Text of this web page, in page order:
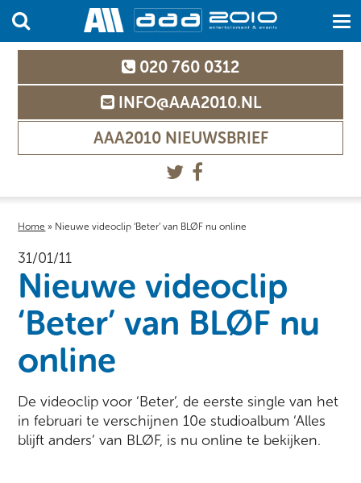
020 760 0312
INFO@AAA2010.NL
AAA2010 NIEUWSBRIEF
Home » Nieuwe videoclip ‘Beter’ van BLØF nu online
31/01/11
Nieuwe videoclip
‘Beter’ van BLØF nu
online
De videoclip voor ‘Beter’, de eerste single van het
in februari te verschijnen 10e studioalbum ‘Alles
blijft anders’ van BLØF, is nu online te bekijken.